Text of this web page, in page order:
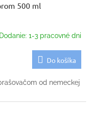
500 ml
Dodanie: 1-3 pracovné dni
Do košíka
od nemeckej